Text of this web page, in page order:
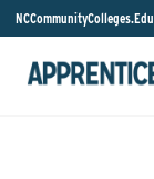
NCCommunityColleges.Edu